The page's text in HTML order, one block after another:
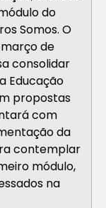
do
Somos. O
de
consolidar
Educação
propostas
com
da
contemplar
módulo,
na